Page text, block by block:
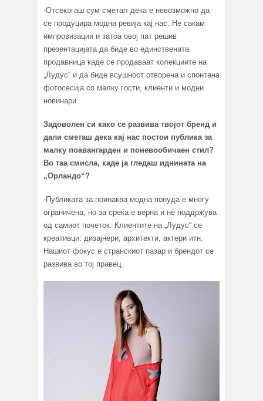
-Отсекогаш сум сметал дека е невозможно да
се продуцира модна ревија кај нас. Не сакам
импровизации и затоа овој пат решив
презентацијата да биде во единствената
продавница каде се продаваaт колекциите на
„Лудус“ и да биде всушност отворена и спонтана
фотосесија со малку гости, клиенти и мoдни
новинари.
Задоволен си како се развива твојот бренд и
дали сметаш дека кај нас постои публика за
малку поавангарден и поневообичаен стил?
Во таа смисла, каде ја гледаш иднината на
„Орландо“?
-Публиката за поинаква модна понуда е многу
ограничена, но за среќа е верна и нè поддржува
од самиот почеток. Клиентите на „Лудус“ се
креативци: дизајнери, архитекти, актери итн.
Нашиот фокус е странскиот пазар и брендот се
развива во тој правец.